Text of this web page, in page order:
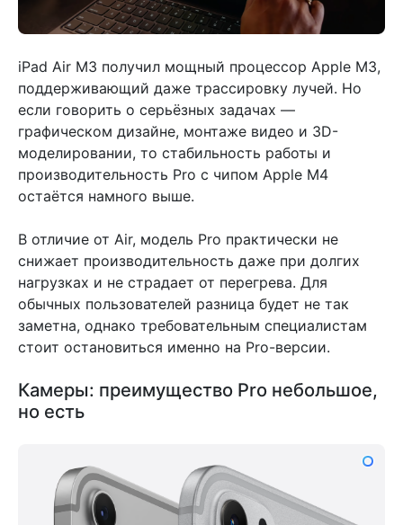
iPad Air M3 получил мощный процессор Apple M3,
поддерживающий даже трассировку лучей. Но
если говорить о серьёзных задачах —
графическом дизайне, монтаже видео и 3D-
моделировании, то стабильность работы и
производительность Pro с чипом Apple M4
остаётся намного выше.
В отличие от Air, модель Pro практически не
снижает производительность даже при долгих
нагрузках и не страдает от перегрева. Для
обычных пользователей разница будет не так
заметна, однако требовательным специалистам
стоит остановиться именно на Pro-версии.
Камеры: преимущество Pro небольшое,
но есть